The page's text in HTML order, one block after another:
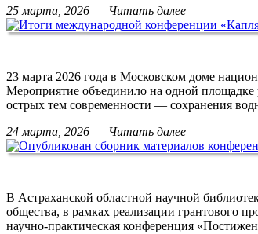
25 марта, 2026
Читать далее
23 марта 2026 года в Московском доме
Мероприятие объединило на одной площадке
острых тем современности — сохранения
24 марта, 2026
Читать далее
В Астраханской областной научной
общества, в рамках реализации грантового
научно-практическая конференция